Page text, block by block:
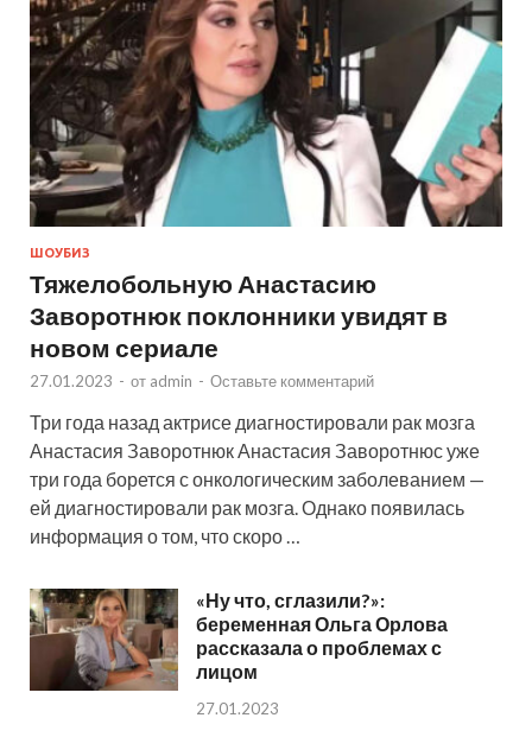
ШОУБИЗ
Тяжелобольную Анастасию
Заворотнюк поклонники увидят в
новом сериале
27.01.2023 - от admin - Оставьте комментарий
Три года назад актрисе диагностировали рак мозга
Анастасия Заворотнюк Анастасия Заворотнюс уже
три года борется с онкологическим заболеванием —
ей диагностировали рак мозга. Однако появилась
информация о том, что скоро …
«Ну что, сглазили?»:
беременная Ольга Орлова
рассказала о проблемах с
лицом
27.01.2023